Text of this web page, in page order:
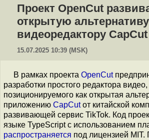
Проект OpenCut
открытую альтернативу
видеоредактору CapCut
15.07.2025 10:39 (MSK)
В рамках проекта OpenCut
разработки простого редактора видео,
позиционируемого как открытая
приложению CapCutот китайской
развивающей сервис TikTok. Код
языке TypeScript с использованием
распространяется под лицензией